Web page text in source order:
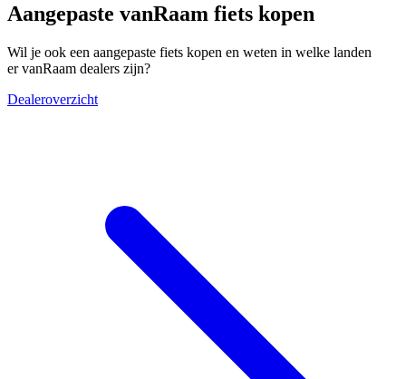
Aangepaste vanRaam fiets kopen
Wil je ook een aangepaste fiets kopen en weten in welke landen
er vanRaam dealers zijn?
Dealeroverzicht